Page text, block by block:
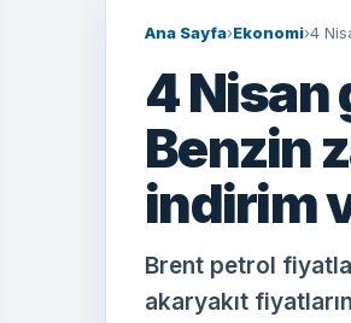
Ana Sayfa›Ekonomi›4
4 Nisan
Benzin
indirim
Brent petrol
akaryakıt